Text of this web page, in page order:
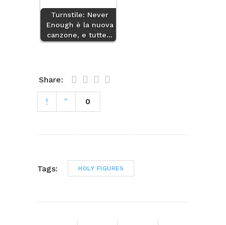
Turnstile: Never
Enough è la nuova
canzone, e tutte…
Share:
0
Tags: HOLY FIGURES